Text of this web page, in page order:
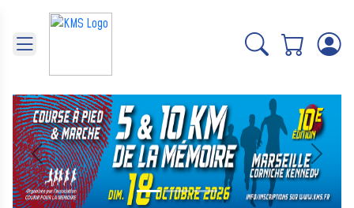
Précédent Suivant
Panneau de gestion des cookies